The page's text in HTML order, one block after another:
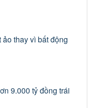
thay vì bất động
9.000 tỷ đồng trái